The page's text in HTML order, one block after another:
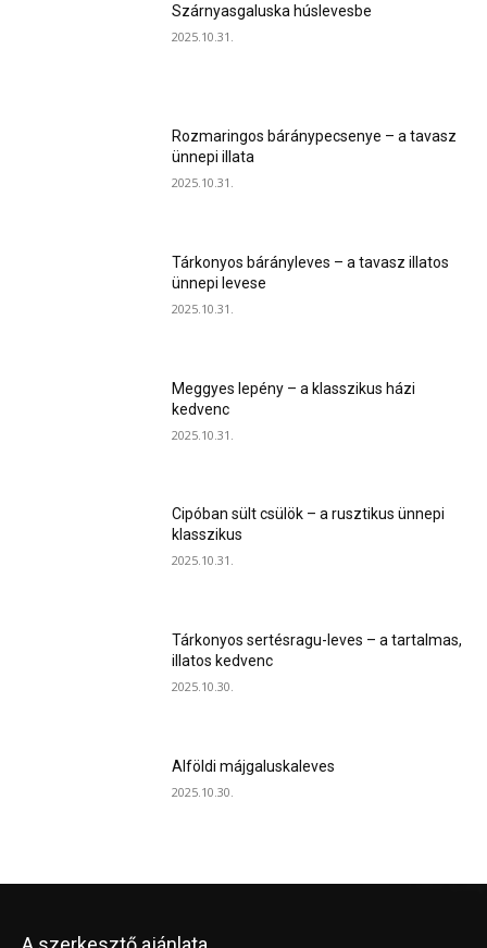
Szárnyasgaluska húslevesbe
2025.10.31.
Rozmaringos báránypecsenye – a tavasz
ünnepi illata
2025.10.31.
Tárkonyos bárányleves – a tavasz illatos
ünnepi levese
2025.10.31.
Meggyes lepény – a klasszikus házi
kedvenc
2025.10.31.
Cipóban sült csülök – a rusztikus ünnepi
klasszikus
2025.10.31.
Tárkonyos sertésragu-leves – a tartalmas,
illatos kedvenc
2025.10.30.
Alföldi májgaluskaleves
2025.10.30.